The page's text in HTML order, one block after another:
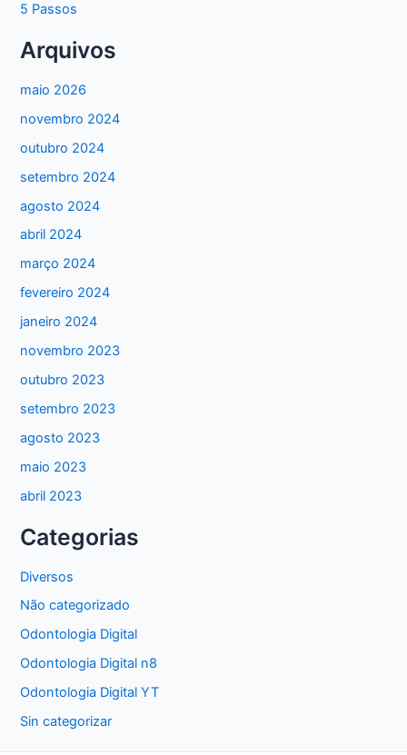
5 Passos
Arquivos
maio 2026
novembro 2024
outubro 2024
setembro 2024
agosto 2024
abril 2024
março 2024
fevereiro 2024
janeiro 2024
novembro 2023
outubro 2023
setembro 2023
agosto 2023
maio 2023
abril 2023
Categorias
Diversos
Não categorizado
Odontologia Digital
Odontologia Digital n8
Odontologia Digital YT
Sin categorizar